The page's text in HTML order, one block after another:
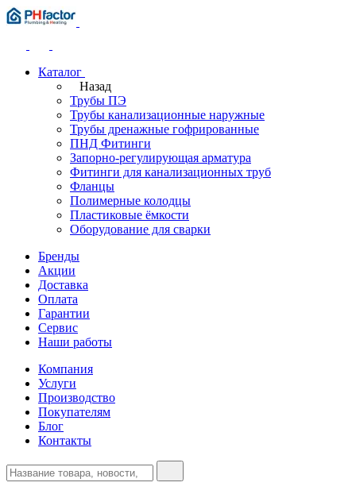
Каталог
Назад
Трубы ПЭ
Трубы канализационные наружные
Трубы дренажные гофрированные
ПНД Фитинги
Запорно-регулирующая арматура
Фитинги для канализационных труб
Фланцы
Полимерные колодцы
Пластиковые ёмкости
Оборудование для сварки
Бренды
Акции
Доставка
Оплата
Гарантии
Сервис
Наши работы
Компания
Услуги
Производство
Покупателям
Блог
Контакты